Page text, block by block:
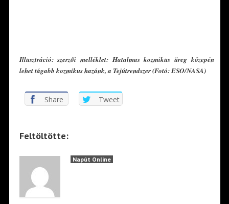
Illusztráció: szerzői melléklet: Hatalmas kozmikus üreg közepén
lehet tágabb kozmikus hazánk, a Tejútrendszer (Fotó: ESO/NASA)
Share Tweet
Feltöltötte:
Napút Online